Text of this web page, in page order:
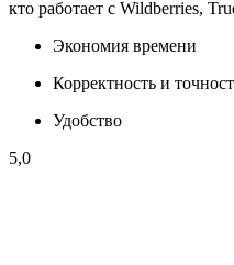
кто работает с Wildberries,
Экономия времени
Корректность и
Удобство
5,0